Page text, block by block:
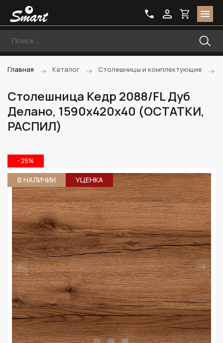
Главная Каталог Столешницы и комплектующие
Столешница Кедр 2088/FL Дуб
Делано, 1590х420х40 (ОСТАТКИ,
РАСПИЛ)
- 25%
В НАЛИЧИИ УЦЕНКА